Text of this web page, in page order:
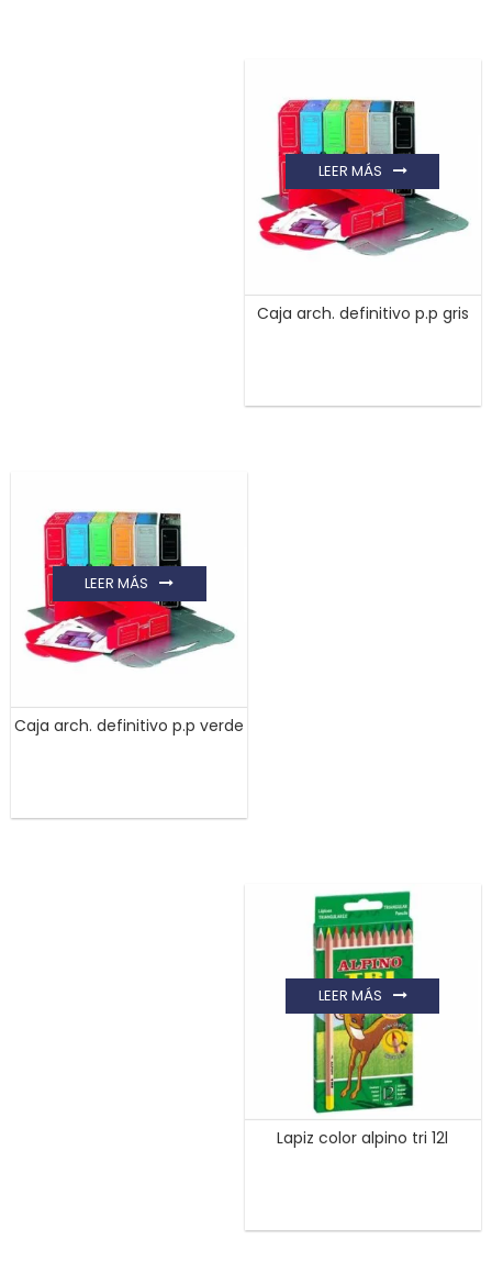
Caja arch. definitivo p.p gris
LEER MÁS
Caja arch. definitivo p.p verde
LEER MÁS
Lapiz color alpino tri 12l
LEER MÁS